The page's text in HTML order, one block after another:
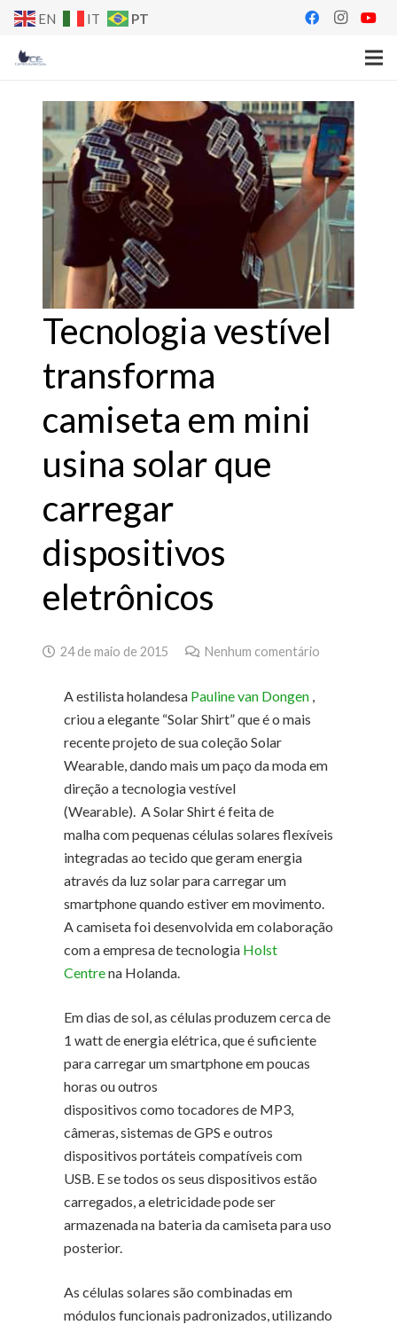
EN IT PT
Tecnologia vestível
transforma
camiseta em mini
usina solar que
carregar
dispositivos
eletrônicos
24 de maio de 2015 Nenhum comentário
A estilista holandesa Pauline van Dongen ,
criou a elegante “Solar Shirt” que é o mais
recente projeto de sua coleção Solar
Wearable, dando mais um paço da moda em
direção a tecnologia vestível
(Wearable). A Solar Shirt é feita de
malha com pequenas células solares flexíveis
integradas ao tecido que geram energia
através da luz solar para carregar um
smartphone quando estiver em movimento.
A camiseta foi desenvolvida em colaboração
com a empresa de tecnologia Holst
Centrena Holanda.
Em dias de sol, as células produzem cerca de
1 watt de energia elétrica, que é suficiente
para carregar um smartphone em poucas
horas ou outros
dispositivos como tocadores de MP3,
câmeras, sistemas de GPS e outros
dispositivos portáteis compatíveis com
USB. E se todos os seus dispositivos estão
carregados, a eletricidade pode ser
armazenada na bateria da camiseta para uso
posterior.
As células solares são combinadas em
módulos funcionais padronizados, utilizando